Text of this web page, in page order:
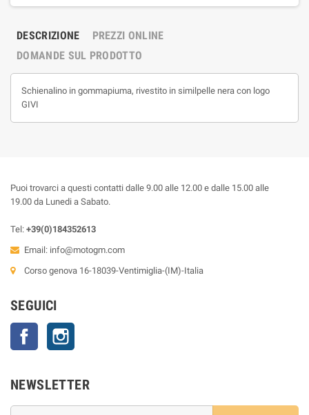
DESCRIZIONE
PREZZI ONLINE
DOMANDE SUL PRODOTTO
Schienalino in gommapiuma, rivestito in similpelle nera con logo
GIVI
Puoi trovarci a questi contatti dalle 9.00 alle 12.00 e dalle 15.00 alle
19.00 da Lunedi a Sabato.
Tel: +39(0)184352613
Email: info@motogm.com
Corso genova 16-18039-Ventimiglia-(IM)-Italia
SEGUICI
Facebook
NEWSLETTER